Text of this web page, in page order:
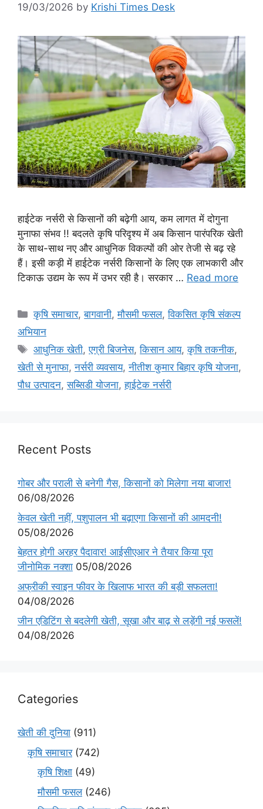
19/03/2026 by Krishi Times Desk
हाईटेक नर्सरी से किसानों की बढ़ेगी आय, कम लागत में दोगुना
मुनाफा संभव !! बदलते कृषि परिदृश्य में अब किसान पारंपरिक खेती
के साथ-साथ नए और आधुनिक विकल्पों की ओर तेजी से बढ़ रहे
हैं। इसी कड़ी में हाईटेक नर्सरी किसानों के लिए एक लाभकारी और
टिकाऊ उद्यम के रूप में उभर रही है। सरकार … Read more
कृषि समाचार,बागवानी,मौसमी फसल,विकसित कृषि संकल्प
अभियान
आधुनिक खेती,एग्री बिजनेस,किसान आय,कृषि तकनीक,
खेती से मुनाफा,नर्सरी व्यवसाय,नीतीश कुमार बिहार कृषि योजना,
पौध उत्पादन,सब्सिडी योजना,हाईटेक नर्सरी
Recent Posts
गोबर और पराली से बनेगी गैस, किसानों को मिलेगा नया बाजार!
06/08/2026
केवल खेती नहीं, पशुपालन भी बढ़ाएगा किसानों की आमदनी!
05/08/2026
बेहतर होगी अरहर पैदावार! आईसीएआर ने तैयार किया पूरा
जीनोमिक नक्शा 05/08/2026
अफ्रीकी स्वाइन फीवर के खिलाफ भारत की बड़ी सफलता!
04/08/2026
जीन एडिटिंग से बदलेगी खेती, सूखा और बाढ़ से लड़ेंगी नई फसलें!
04/08/2026
Categories
खेती की दुनिया (911)
कृषि समाचार(742)
कृषि शिक्षा (49)
मौसमी फसल(246)